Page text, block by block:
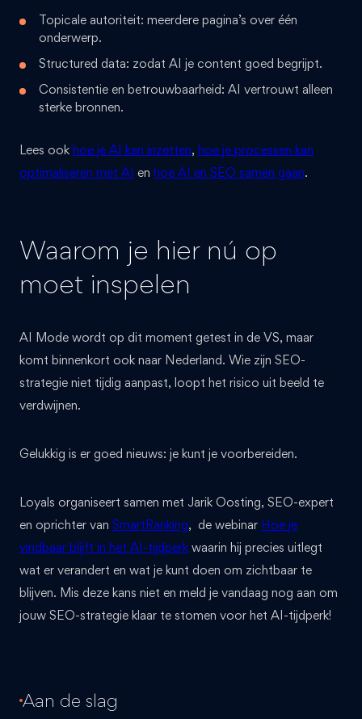
Topicale autoriteit: meerdere pagina’s over één
onderwerp.
Structured data: zodat AI je content goed begrijpt.
Consistentie en betrouwbaarheid: AI vertrouwt alleen
sterke bronnen.
Lees ook hoe je AI kan inzetten, hoe je processen kan
optimaliseren met AI en hoe AI en SEO samen gaan.
Waarom je hier nú op
moet inspelen
AI Mode wordt op dit moment getest in de VS, maar
komt binnenkort ook naar Nederland. Wie zijn SEO-
strategie niet tijdig aanpast, loopt het risico uit beeld te
verdwijnen.
Gelukkig is er goed nieuws: je kunt je voorbereiden.
Loyals organiseert samen met Jarik Oosting, SEO-expert
en oprichter van SmartRanking, de webinar Hoe je
vindbaar blijft in het AI-tijdperk waarin hij precies uitlegt
wat er verandert en wat je kunt doen om zichtbaar te
blijven. Mis deze kans niet en meld je vandaag nog aan om
jouw SEO-strategie klaar te stomen voor het AI-tijdperk!
Aan de slag